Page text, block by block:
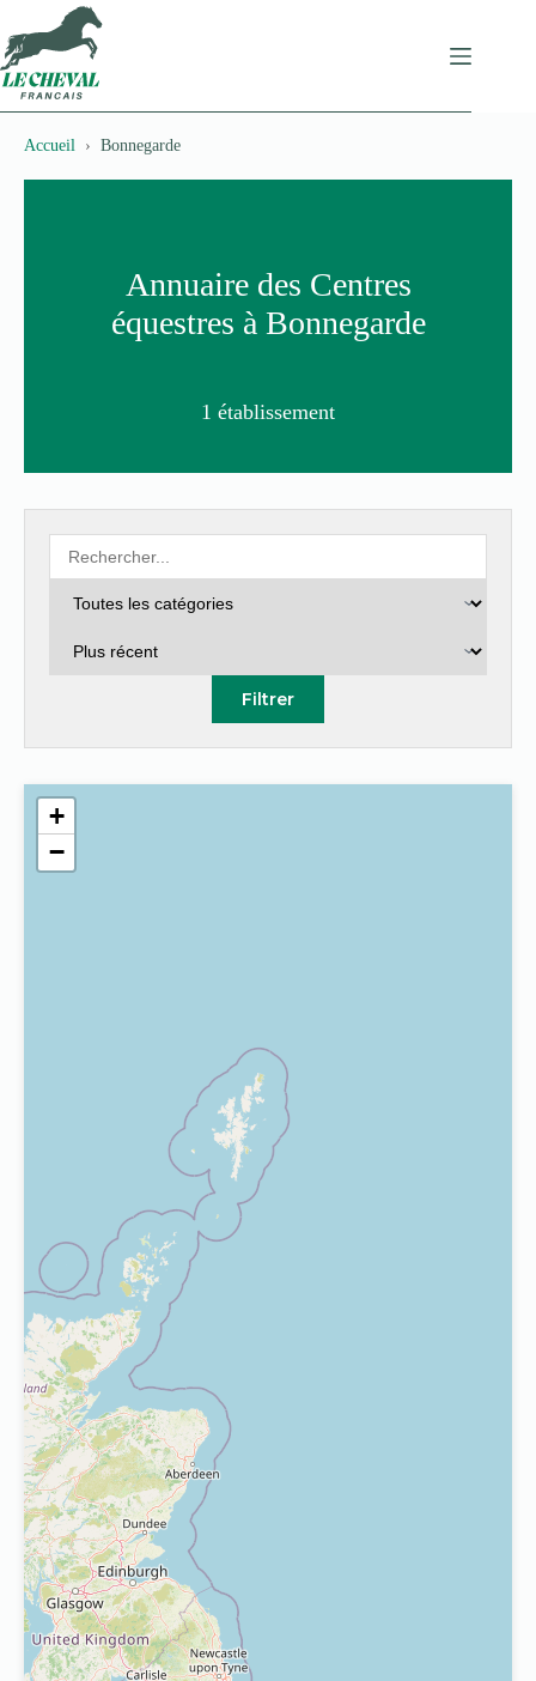
au
contenu
Accueil Bonnegarde
Annuaire des Centres
équestres à Bonnegarde
1 établissement
Filtrer
+
−